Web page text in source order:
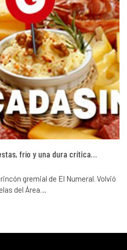
frío y una dura crítica…
gremial de El Numeral. Volvió
del Área…